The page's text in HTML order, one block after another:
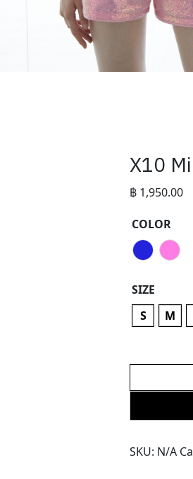
X10
฿ 1,950.00
COLOR
SIZE
S
M
Mirabilis
Top
(TBL157)
SKU: N/A